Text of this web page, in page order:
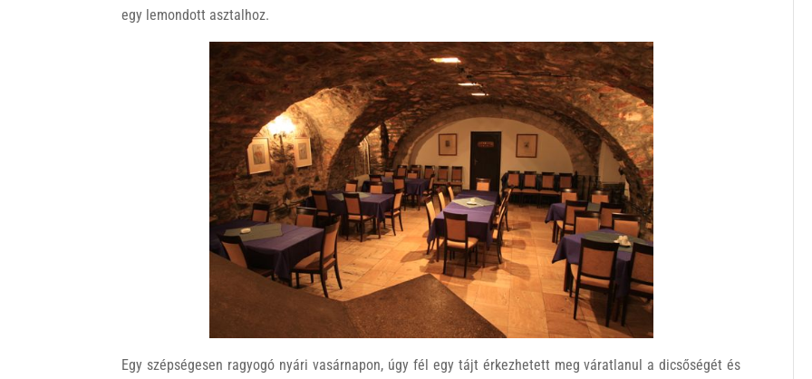
egy lemondott asztalhoz.
Egy szépségesen ragyogó nyári vasárnapon, úgy fél egy tájt érkezhetett meg váratlanul a dicsőségét és